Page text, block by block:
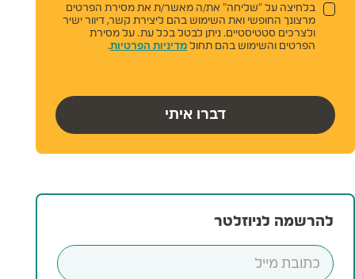
בלחיצה על "שליחה" את/ה מאשר/ת את מסירת הפרטים
מרצונך החופשי ואת השימוש בהם ליצירת קשר, דיוור ישיר
ולצרכים סטטיסטיים. ניתן לבטל בכל עת. על מסירת
הפרטים והשימוש בהם תחול מדיניות הפרטיות.
דברו איתי
להרשמה לניוזלטר